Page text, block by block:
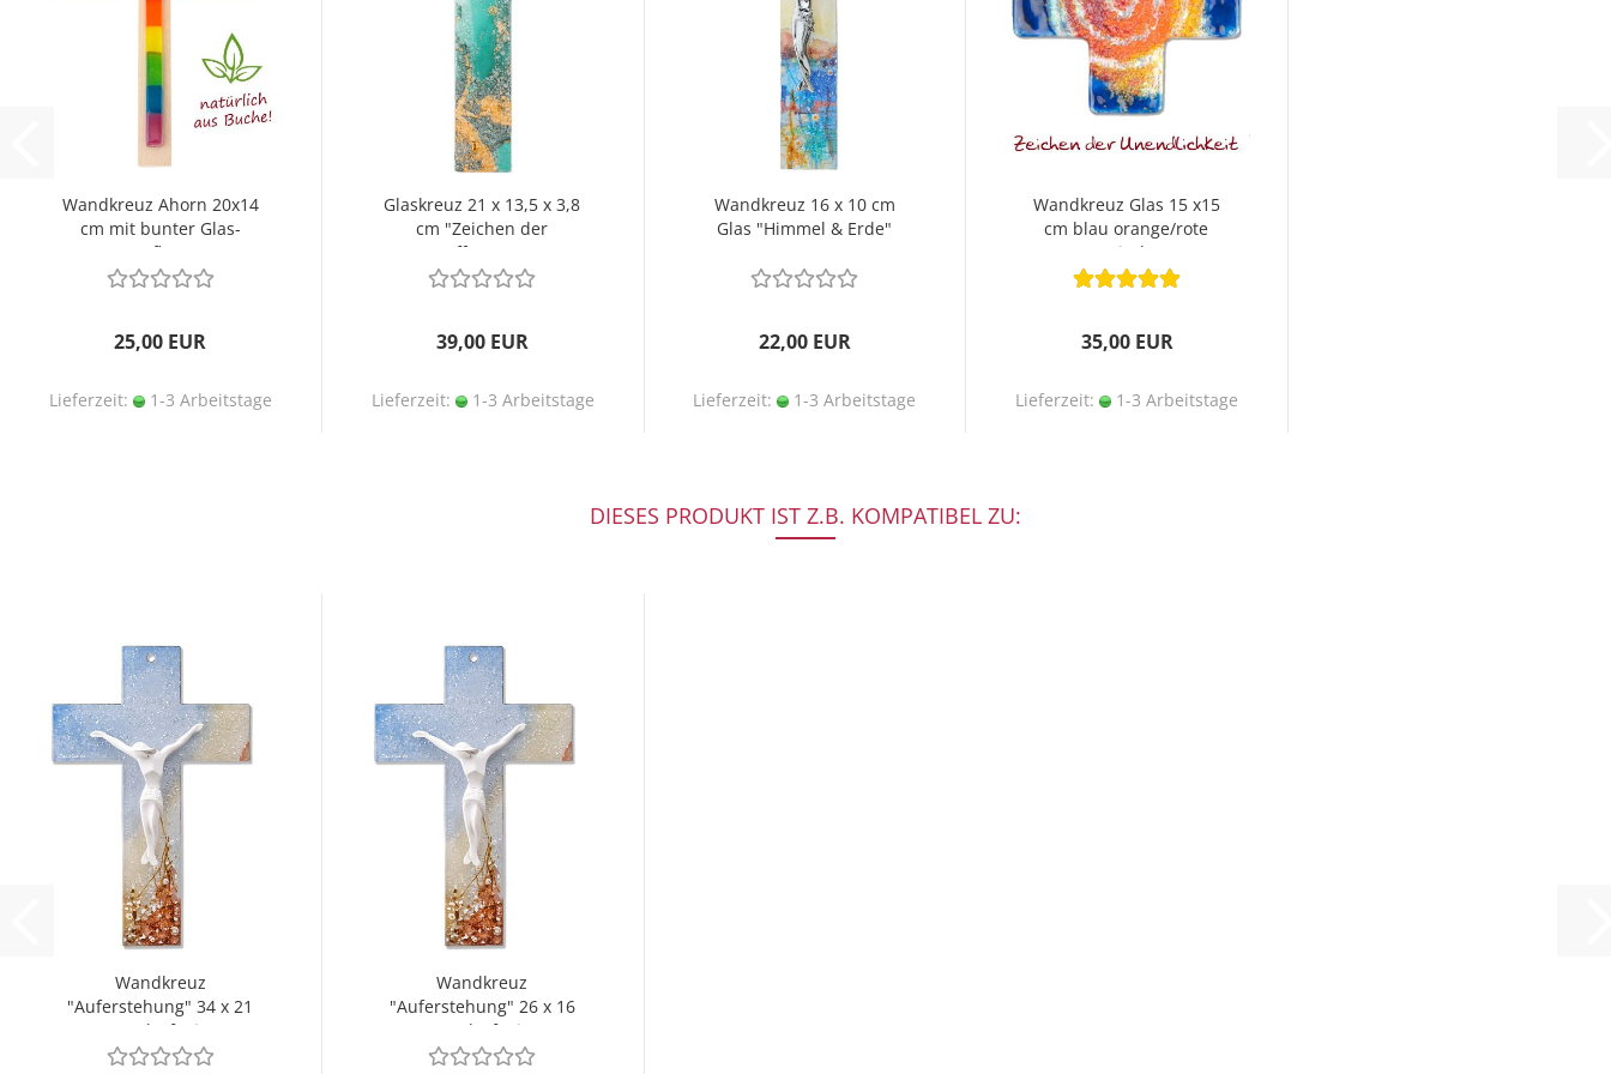
Wandkreuz Ahorn 20x14
cm mit bunter Glas-
Auflage
25,00 EUR
Lieferzeit: 1-3 Arbeitstage
Glaskreuz 21 x 13,5 x 3,8
cm "Zeichen der
Hoffnung"...
39,00 EUR
Lieferzeit: 1-3 Arbeitstage
Wandkreuz 16 x 10 cm
Glas "Himmel & Erde"
22,00 EUR
Lieferzeit: 1-3 Arbeitstage
Wandkreuz Glas 15 x15
cm blau orange/rote
Spirale
35,00 EUR
Lieferzeit: 1-3 Arbeitstage
DIESES PRODUKT IST Z.B. KOMPATIBEL ZU:
Wandkreuz
"Auferstehung" 34 x 21
cm, Glasfusing
Wandkreuz
"Auferstehung" 26 x 16
cm, Glasfusing